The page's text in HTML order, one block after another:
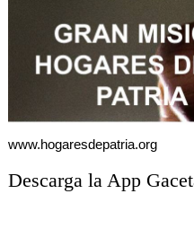
www.hogaresdepatria.org
Descarga la App